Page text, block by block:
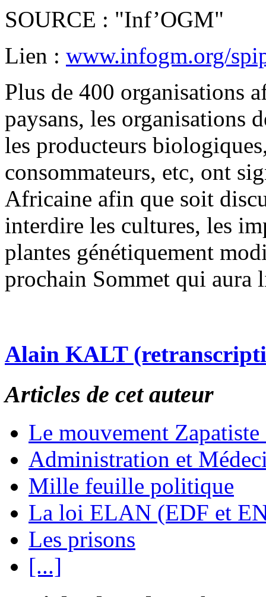
SOURCE : "Inf’OGM"
Lien : www.infogm.org/
Plus de 400 organisations
paysans, les organisations
les producteurs
consommateurs, etc, ont
Africaine afin que soit
interdire les cultures, les
plantes génétiquement
prochain Sommet qui
Alain KALT
Articles de cet auteur
Le mouvement
Administration et
Mille feuille politique
La loi ELAN (EDF et
Les prisons
[...]